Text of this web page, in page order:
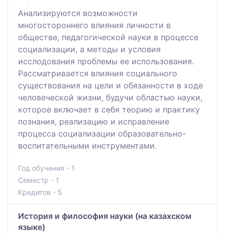
Анализируются возможности
многостороннего влияния личности в
обществе, педагогической науки в процессе
социализации, а методы и условия
исслодования проблемы ее использования.
Рассматривается влияния социального
существования на цели и обязанности в ходе
человеческой жизни, будучи областью науки,
которое включает в себя теорию и практику
познания, реализацию и исправление
процесса социализации образовательно-
воспитательными инструментами.
Год обучения - 1
Семестр - 1
Кредитов - 5
История и философия науки (на казахском
языке)